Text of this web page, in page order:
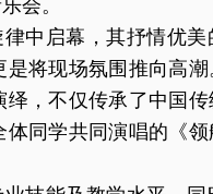
会。
中启幕，其抒情优美
是将现场氛围推向高
，不仅传承了中国
同学共同演唱的《